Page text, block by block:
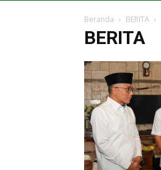
Beranda BERITA
BERITA